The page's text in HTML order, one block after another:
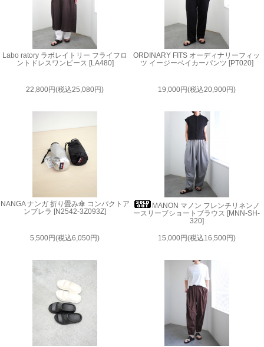
Labo ratory ラボレイトリー フライフロ
ントドレスワンピース [LA480]
22,800円(税込25,080円)
ORDINARY FITS オーディナリーフィッ
ツ イージーベイカーパンツ [PT020]
19,000円(税込20,900円)
NANGA ナンガ 折り畳み傘 コンパクトア
ンブレラ [N2542-3Z093Z]
5,500円(税込6,050円)
MANON マノン フレンチリネンノ
ースリーブショートブラウス [MNN-SH-
320]
15,000円(税込16,500円)